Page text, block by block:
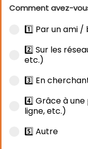
Comment avez-
1️⃣ Par un ami
2️⃣ Sur les
etc.)
3️⃣ En
4️⃣ Grâce à
ligne, etc.)
5️⃣ Autre